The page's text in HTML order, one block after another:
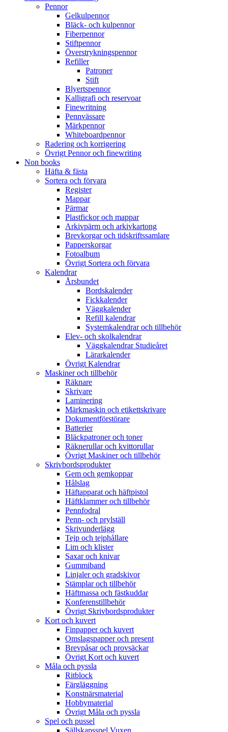
Pennor
Gelkulpennor
Bläck- och kulpennor
Fiberpennor
Stiftpennor
Överstrykningspennor
Refiller
Patroner
Stift
Blyertspennor
Kalligrafi och reservoar
Finewritning
Pennvässare
Märkpennor
Whiteboardpennor
Radering och korrigering
Övrigt Pennor och finewriting
Non books
Häfta & fästa
Sortera och förvara
Register
Mappar
Pärmar
Plastfickor och mappar
Arkivpärm och arkivkartong
Brevkorgar och tidskriftssamlare
Papperskorgar
Fotoalbum
Övrigt Sortera och förvara
Kalendrar
Årsbundet
Bordskalender
Fickkalender
Väggkalender
Refill kalendrar
Systemkalendrar och tillbehör
Elev- och skolkalendrar
Väggkalendrar Studieåret
Lärarkalender
Övrigt Kalendrar
Maskiner och tillbehör
Räknare
Skrivare
Laminering
Märkmaskin och etikettskrivare
Dokumentförstörare
Batterier
Bläckpatroner och toner
Räknerullar och kvittorullar
Övrigt Maskiner och tillbehör
Skrivbordsprodukter
Gem och gemkoppar
Hålslag
Häftapparat och häftpistol
Häftklammer och tillbehör
Pennfodral
Penn- och prylställ
Skrivunderlägg
Tejp och tejphållare
Lim och klister
Saxar och knivar
Gummiband
Linjaler och gradskivor
Stämplar och tillbehör
Häftmassa och fästkuddar
Konferenstillbehör
Övrigt Skrivbordsprodukter
Kort och kuvert
Finpapper och kuvert
Omslagspapper och present
Brevpåsar och provsäckar
Övrigt Kort och kuvert
Måla och pyssla
Ritblock
Färgläggning
Konstnärsmaterial
Hobbymaterial
Övrigt Måla och pyssla
Spel och pussel
Sällskapsspel Vuxen